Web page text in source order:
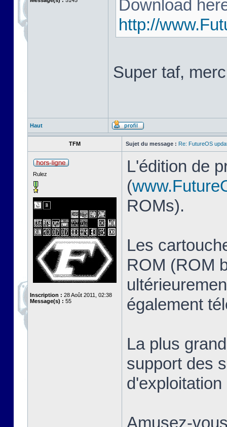
Download
http://
Super taf,
Haut
TFM Sujet du message : Re: FutureOS
Rulez
Inscription : 28 Août 2011, 02:38
Message(s) : 55
L'édition de
(
ROMs).
Les
ROM (ROM
également
La plus
support des
Amusez-